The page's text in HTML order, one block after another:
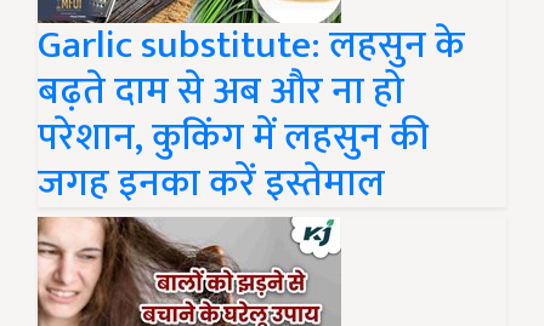
Garlic substitute: लहसुन के
बढ़ते दाम से अब और ना हो
परेशान, कुकिंग में लहसुन की
जगह इनका करें इस्तेमाल